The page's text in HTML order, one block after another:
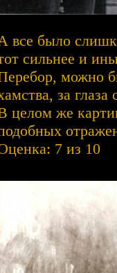
все было
сильнее и
можно
за
целом же
7 из 10